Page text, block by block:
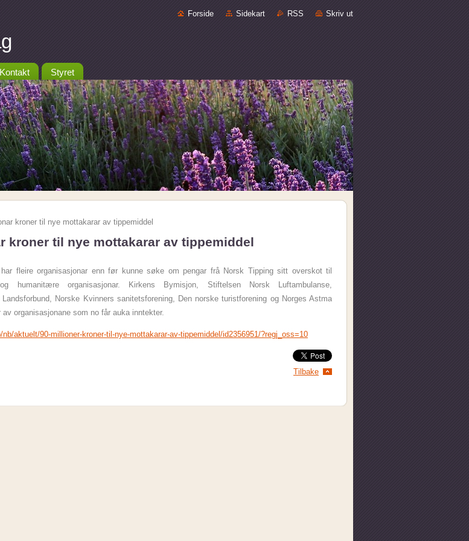
Forside Sidekart RSS Skriv ut
Kontakt Styret
kroner til nye mottakarar av tippemiddel
kroner til nye mottakarar av tippemiddel
fleire organisasjonar enn før kunne søke om pengar frå Norsk Tipping sitt overskot til
humanitære organisasjonar. Kirkens Bymisjon, Stiftelsen Norsk Luftambulanse,
Landsforbund, Norske Kvinners sanitetsforening, Den norske turistforening og Norges Astma
av organisasjonane som no får auka inntekter.
nb/aktuelt/90-millioner-kroner-til-nye-mottakarar-av-tippemiddel/id2356951/?regj_oss=10
Tilbake